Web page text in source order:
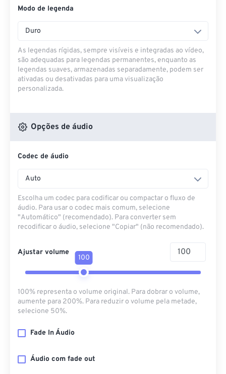
Modo de legenda
Duro
As legendas rígidas, sempre visíveis e integradas ao vídeo,
são adequadas para legendas permanentes, enquanto as
legendas suaves, armazenadas separadamente, podem ser
ativadas ou desativadas para uma visualização
personalizada.
Opções de áudio
Codec de áudio
Auto
Escolha um codec para codificar ou compactar o fluxo de
áudio. Para usar o codec mais comum, selecione
"Automático" (recomendado). Para converter sem
recodificar o áudio, selecione "Copiar" (não recomendado).
Ajustar volume
100
100% representa o volume original. Para dobrar o volume,
aumente para 200%. Para reduzir o volume pela metade,
selecione 50%.
Fade In Áudio
Áudio com fade out